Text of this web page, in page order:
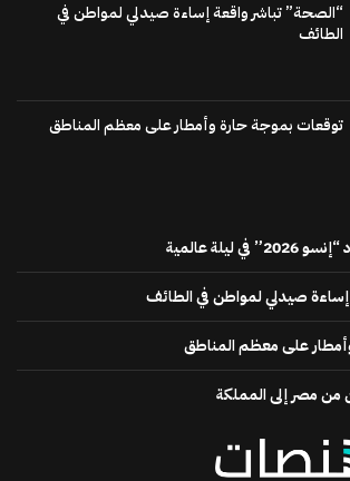
“الصحة” تباشر واقعة إساءة صيدلي لمواطن في
الطائف
توقعات بموجة حارة وأمطار على معظم المناطق
عالمية
إساءة صيدلي لمواطن في الطائف
على معظم المناطق